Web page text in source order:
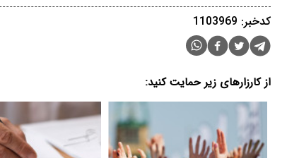
کدخبر: 1103969
از کارزارهای زیر حمایت کنید: